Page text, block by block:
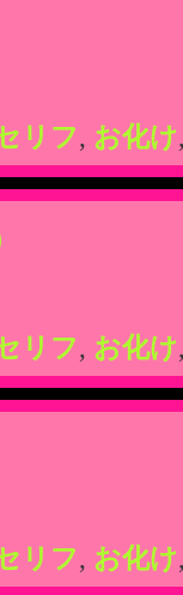
リフ, お化け
リフ, お化け
リフ, お化け